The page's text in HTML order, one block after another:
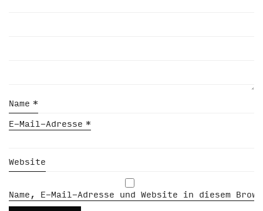
Name *
E-Mail-Adresse *
Website
Name, E-Mail-Adresse und Website in diesem